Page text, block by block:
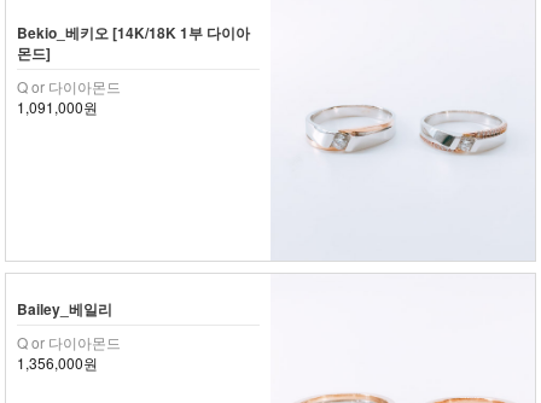
Bekio_베키오 [14K/18K 1부 다이아
몬드]
Q or 다이아몬드
1,091,000원
Bailey_베일리
Q or 다이아몬드
1,356,000원